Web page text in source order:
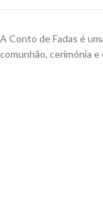
A Conto de Fadas é
comunhão, cerimónia e